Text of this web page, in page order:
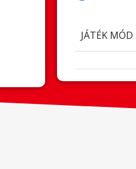
JÁTÉK MÓD